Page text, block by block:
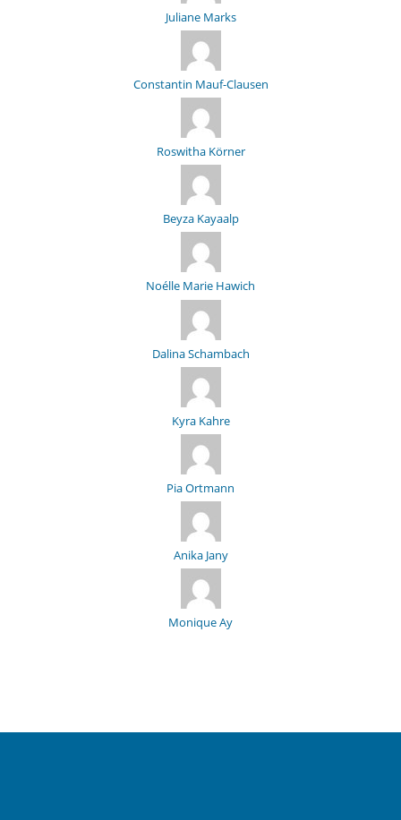
Juliane Marks
Constantin Mauf-Clausen
Roswitha Körner
Beyza Kayaalp
Noélle Marie Hawich
Dalina Schambach
Kyra Kahre
Pia Ortmann
Anika Jany
Monique Ay